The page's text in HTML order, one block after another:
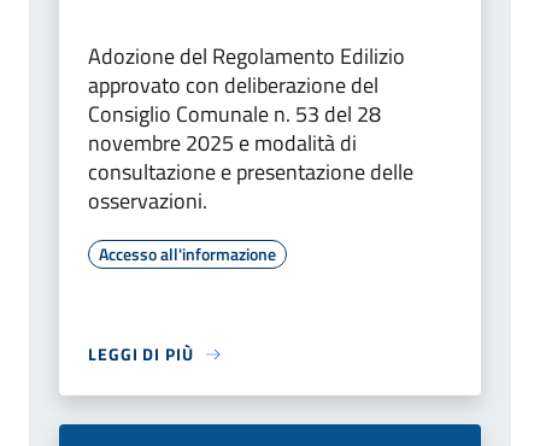
Adozione del Regolamento Edilizio
approvato con deliberazione del
Consiglio Comunale n. 53 del 28
novembre 2025 e modalità di
consultazione e presentazione delle
osservazioni.
Accesso all'informazione
LEGGI DI PIÙ